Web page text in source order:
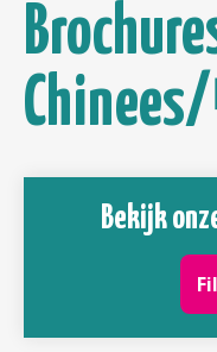
Bekijk